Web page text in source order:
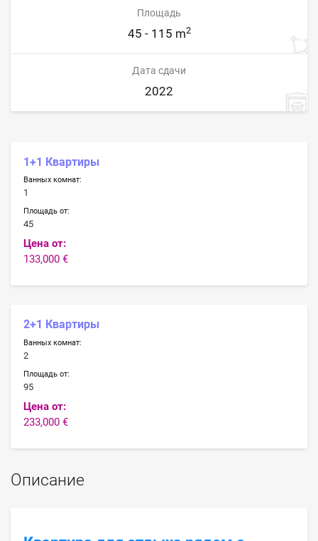
Площадь
45 - 115 m2
Дата сдачи
2022
1+1 Квартиры
Ванных комнат:
1
Площадь от:
45
Цена от:
133,000 €
2+1 Квартиры
Ванных комнат:
2
Площадь от:
95
Цена от:
233,000 €
Описание